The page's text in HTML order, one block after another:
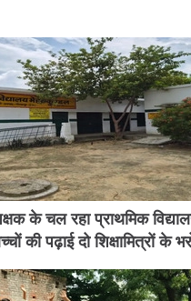
के चल रहा प्राथमिक
की पढ़ाई दो शिक्षामित्रों के